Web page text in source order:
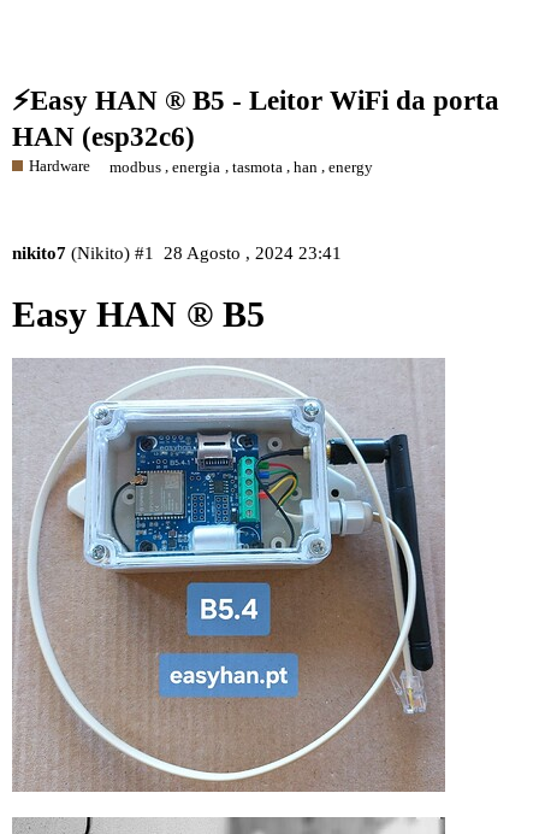
⚡️Easy HAN ® B5 - Leitor WiFi da porta
HAN (esp32c6)
Hardware modbus ,energia tasmota han ,energy
nikito7 (Nikito) 28 Agosto , 2024 23:41
#1
Easy HAN ® B5